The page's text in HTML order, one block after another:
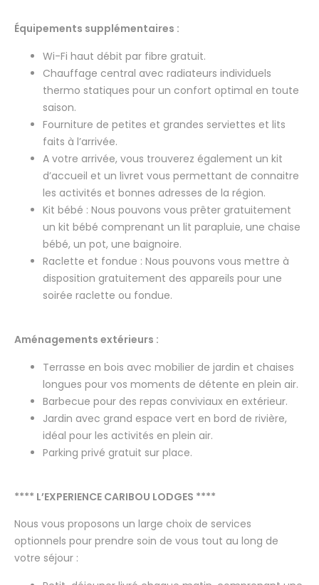
Équipements supplémentaires :
Wi-Fi haut débit par fibre gratuit.
Chauffage central avec radiateurs individuels
thermo statiques pour un confort optimal en toute
saison.
Fourniture de petites et grandes serviettes et lits
faits à l’arrivée.
A votre arrivée, vous trouverez également un kit
d’accueil et un livret vous permettant de connaitre
les activités et bonnes adresses de la région.
Kit bébé : Nous pouvons vous prêter gratuitement
un kit bébé comprenant un lit parapluie, une chaise
bébé, un pot, une baignoire.
Raclette et fondue : Nous pouvons vous mettre à
disposition gratuitement des appareils pour une
soirée raclette ou fondue.
Aménagements extérieurs :
Terrasse en bois avec mobilier de jardin et chaises
longues pour vos moments de détente en plein air.
Barbecue pour des repas conviviaux en extérieur.
Jardin avec grand espace vert en bord de rivière,
idéal pour les activités en plein air.
Parking privé gratuit sur place.
**** L’EXPERIENCE CARIBOU LODGES ****
Nous vous proposons un large choix de services
optionnels pour prendre soin de vous tout au long de
votre séjour :